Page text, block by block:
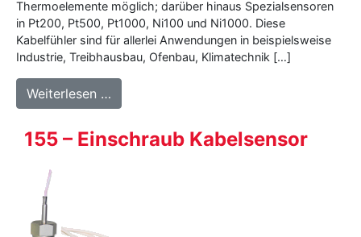
Thermoelemente möglich; darüber hinaus Spezialsensoren
in Pt200, Pt500, Pt1000, Ni100 und Ni1000. Diese
Kabelfühler sind für allerlei Anwendungen in beispielsweise
Industrie, Treibhausbau, Ofenbau, Klimatechnik […]
Weiterlesen …
155 – Einschraub Kabelsensor